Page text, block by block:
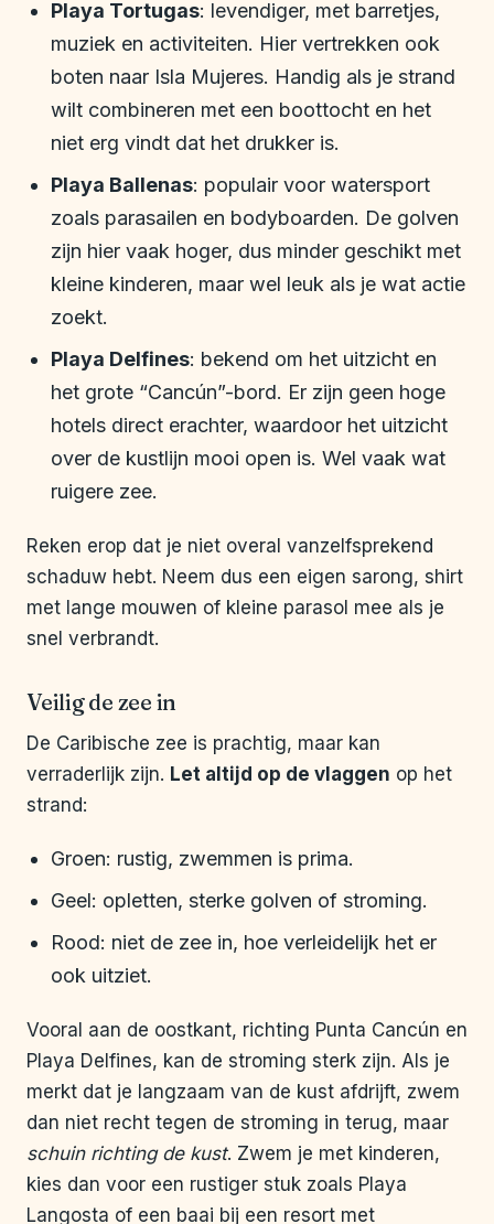
Playa Tortugas: levendiger, met barretjes,
muziek en activiteiten. Hier vertrekken ook
boten naar Isla Mujeres. Handig als je strand
wilt combineren met een boottocht en het
niet erg vindt dat het drukker is.
Playa Ballenas: populair voor watersport
zoals parasailen en bodyboarden. De golven
zijn hier vaak hoger, dus minder geschikt met
kleine kinderen, maar wel leuk als je wat actie
zoekt.
Playa Delfines: bekend om het uitzicht en
het grote “Cancún”-bord. Er zijn geen hoge
hotels direct erachter, waardoor het uitzicht
over de kustlijn mooi open is. Wel vaak wat
ruigere zee.
Reken erop dat je niet overal vanzelfsprekend
schaduw hebt. Neem dus een eigen sarong, shirt
met lange mouwen of kleine parasol mee als je
snel verbrandt.
Veilig de zee in
De Caribische zee is prachtig, maar kan
verraderlijk zijn. Let altijd op de vlaggen op het
strand:
Groen: rustig, zwemmen is prima.
Geel: opletten, sterke golven of stroming.
Rood: niet de zee in, hoe verleidelijk het er
ook uitziet.
Vooral aan de oostkant, richting Punta Cancún en
Playa Delfines, kan de stroming sterk zijn. Als je
merkt dat je langzaam van de kust afdrijft, zwem
dan niet recht tegen de stroming in terug, maar
schuin richting de kust. Zwem je met kinderen,
kies dan voor een rustiger stuk zoals Playa
Langosta of een baai bij een resort met